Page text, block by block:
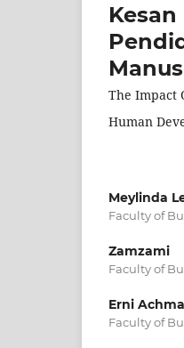
The Impact
Human
Meylinda
Faculty of
Zamzami
Faculty of
Erni
Faculty of